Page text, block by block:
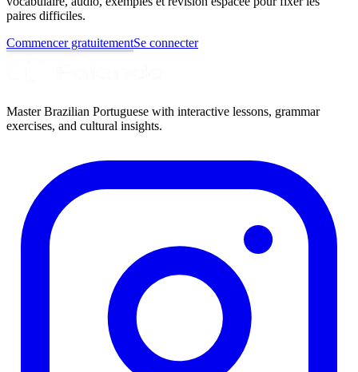
paires difficiles.
Commencer gratuitementSe connecter
Master Brazilian Portuguese with interactive lessons, grammar
exercises, and cultural insights.